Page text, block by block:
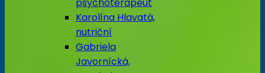
psychoterapeut
Karolína Hlavatá,
nutriční
Gabriela
Javornícká,